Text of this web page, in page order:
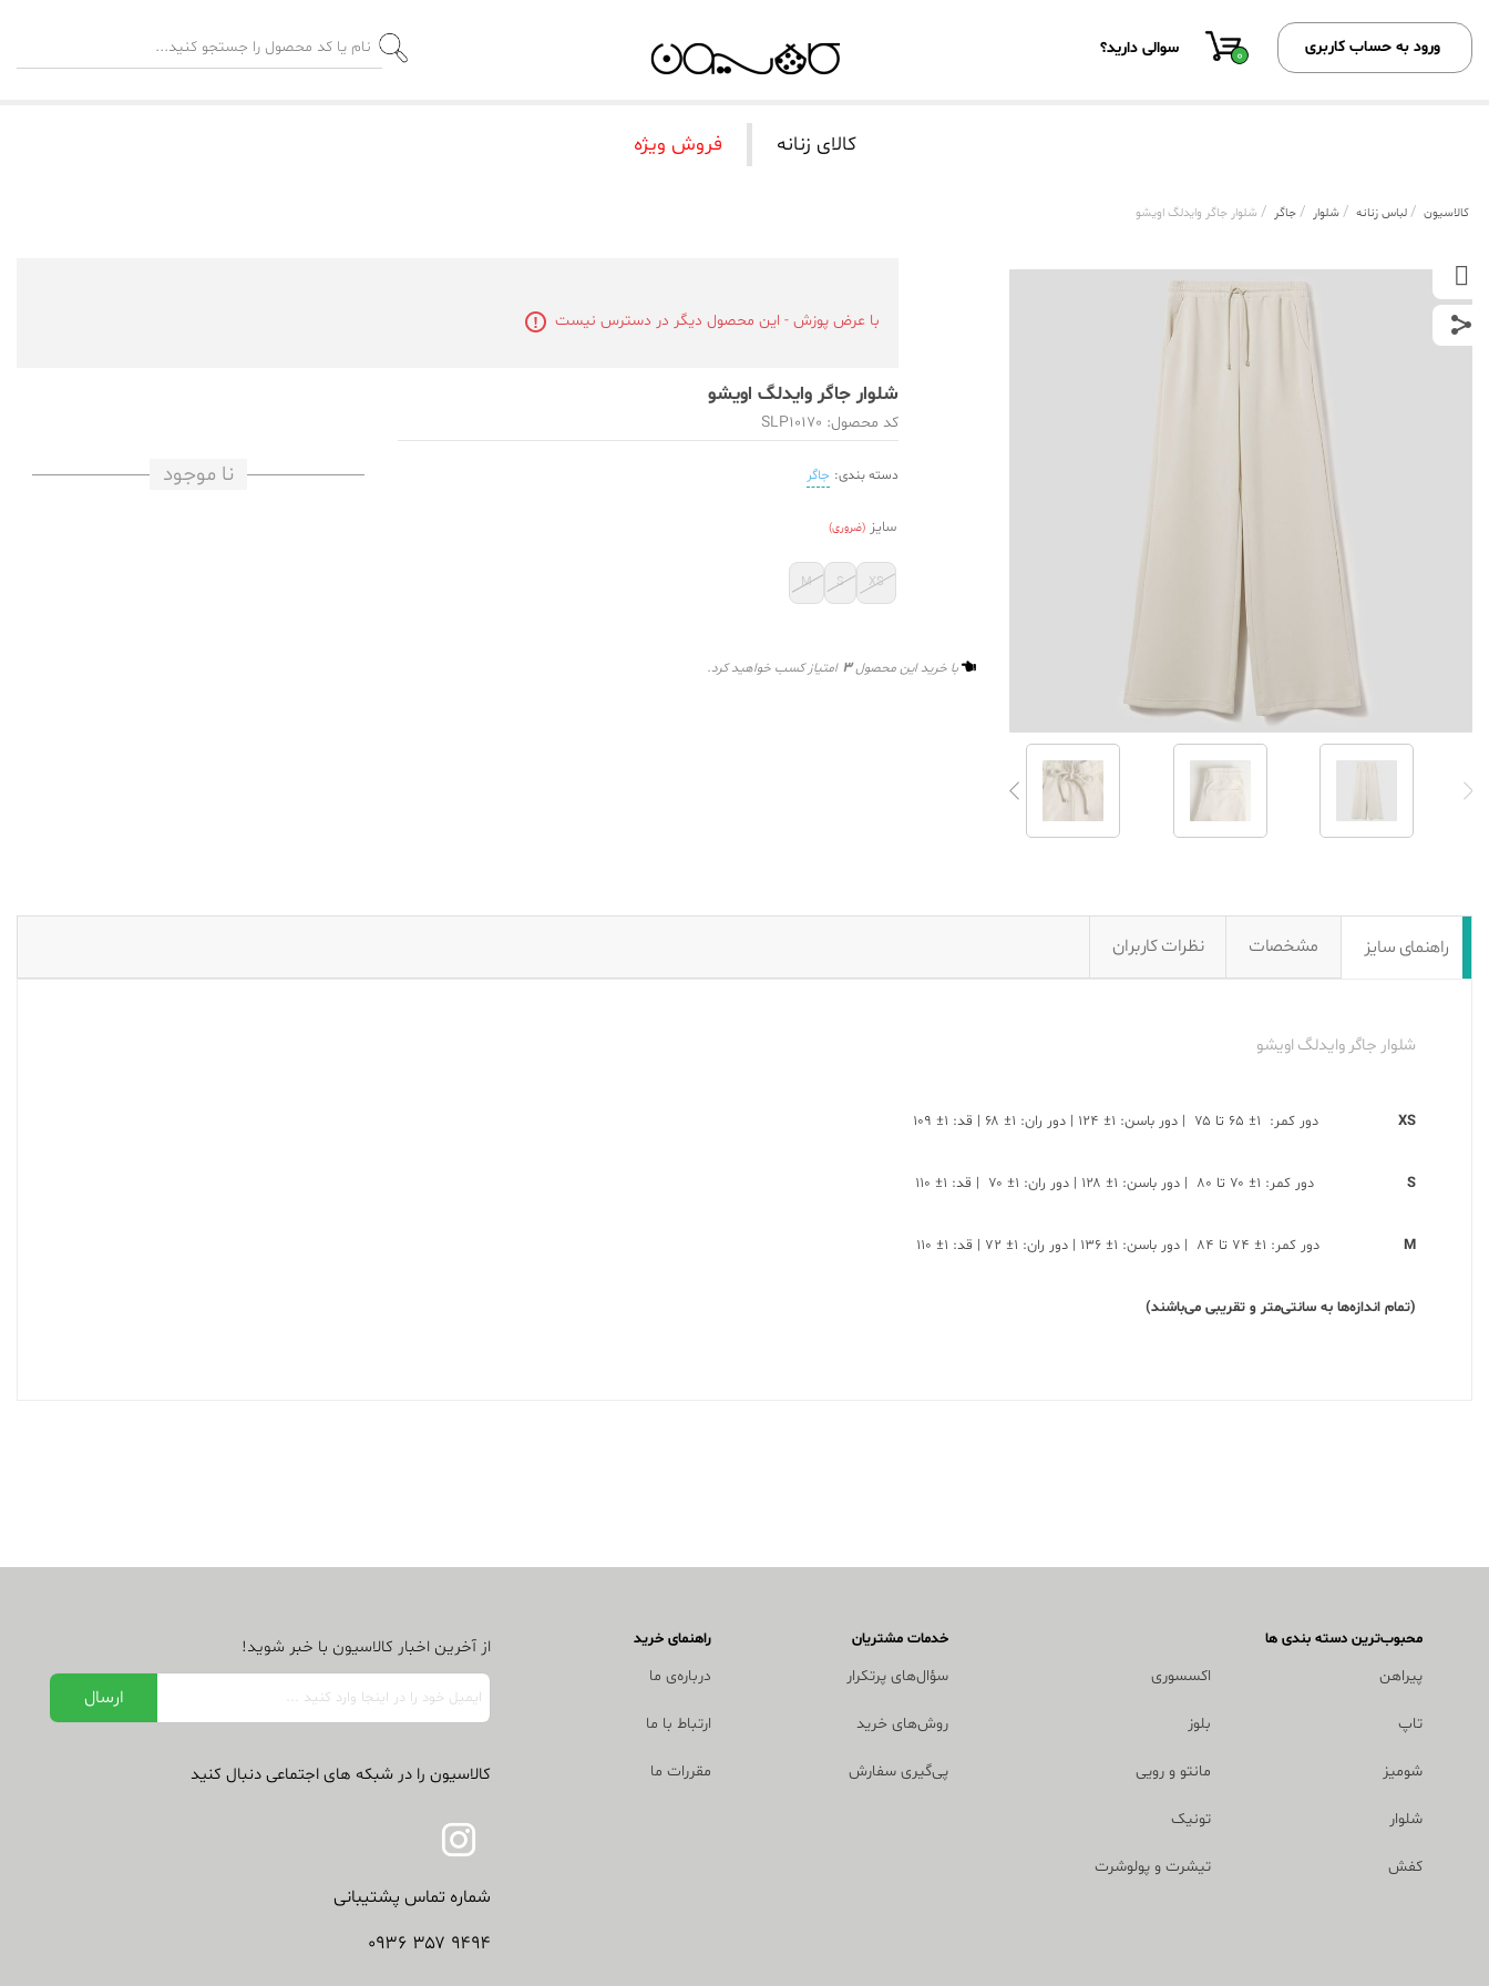
ورود به حساب کاربری 0 سوالی دارید؟
کالای زنانه فروش ویژه
کالاسیون / لباس زنانه / شلوار / جاگر / شلوار جاگر وایدلگ اویشو
با عرض پوزش - این محصول دیگر در دسترس نیست
شلوار جاگر وایدلگ اویشو
کد محصول: SLP10170
دسته بندی: جاگر
سایز (ضروری)
XS
S
M
نا موجود
با خرید این محصول3 امتیاز کسب خواهید کرد.
راهنمای سایز مشخصات نظرات کاربران
شلوار جاگر وایدلگ اویشو
XS دور کمر: ۱± ۶۵ تا ۷۵ | دور باسن: ۱± ۱۲۴ | دور ران: ۱± ۶۸ | قد: ۱± ۱۰۹
S دور کمر: ۱± ۷۰ تا ۸۰ | دور باسن: ۱± ۱۲۸ | دور ران: ۱± ۷۰ | قد: ۱± ۱۱۰
M دور کمر: ۱± ۷۴ تا ۸۴ | دور باسن: ۱± ۱۳۶ | دور ران: ۱± ۷۲ | قد: ۱± ۱۱۰
(تمام اندازه‌ها به سانتی‌متر و تقریبی می‌باشند)
محبوب‌ترین دسته بندی ها
پیراهن
تاپ
شومیز
شلوار
کفش
اکسسوری
بلوز
مانتو و رویی
تونیک
تیشرت و پولوشرت
خدمات مشتریان
سؤال‌های پرتکرار
روش‌های خرید
پی‌گیری سفارش
راهنمای خرید
درباره‌ی ما
ارتباط با ما
مقررات ما
از آخرین اخبار کالاسیون با خبر شوید!
کالاسیون را در شبکه های اجتماعی دنبال کنید
شماره تماس پشتیبانی
۹۴۹۴ ۳۵۷ ۰۹۳۶